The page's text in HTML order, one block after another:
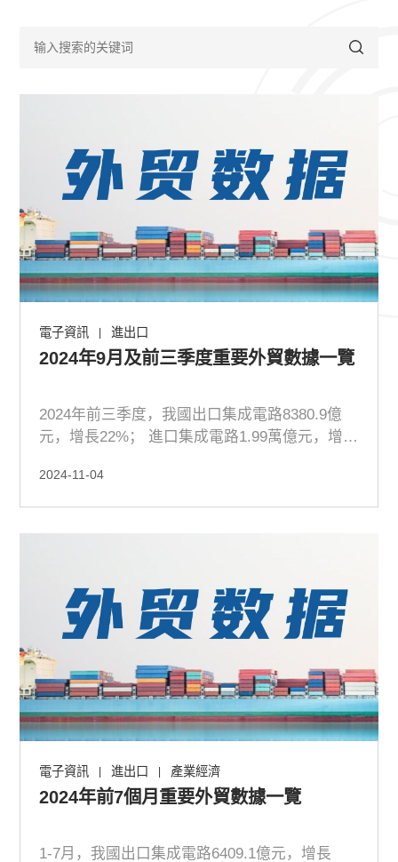
電子資訊 進出口
2024年9月及前三季度重要外貿數據一覽
2024年前三季度，我國出口集成電路8380.9億
元，增長22%； 進口集成電路1.99萬億元，增長
2024-11-04
電子資訊 進出口 產業經濟
2024年前7個月重要外貿數據一覽
1-7月，我國出口集成電路6409.1億元，增長